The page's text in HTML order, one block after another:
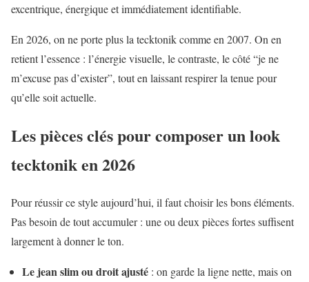
excentrique, énergique et immédiatement identifiable.
En 2026, on ne porte plus la tecktonik comme en 2007. On en
retient l’essence : l’énergie visuelle, le contraste, le côté “je ne
m’excuse pas d’exister”, tout en laissant respirer la tenue pour
qu’elle soit actuelle.
Les pièces clés pour composer un look
tecktonik en 2026
Pour réussir ce style aujourd’hui, il faut choisir les bons éléments.
Pas besoin de tout accumuler : une ou deux pièces fortes suffisent
largement à donner le ton.
Le jean slim ou droit ajusté : on garde la ligne nette, mais on